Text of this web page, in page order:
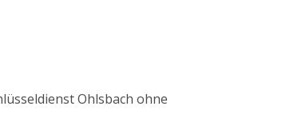
Ohlsbach ohne